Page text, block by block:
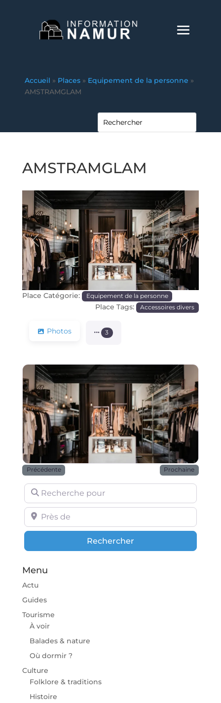
Accueil » Places » Equipement de la personne »
AMSTRAMGLAM
AMSTRAMGLAM
Précédente Prochaine
Place Catégorie: Equipement de la personne
Place Tags: Accessoires divers
Photos 3
Précédente Prochaine
Recherche pour
Près de
RechercherRechercher
Menu
Actu
Guides
Tourisme
À voir
Balades & nature
Où dormir ?
Culture
Folklore & traditions
Histoire